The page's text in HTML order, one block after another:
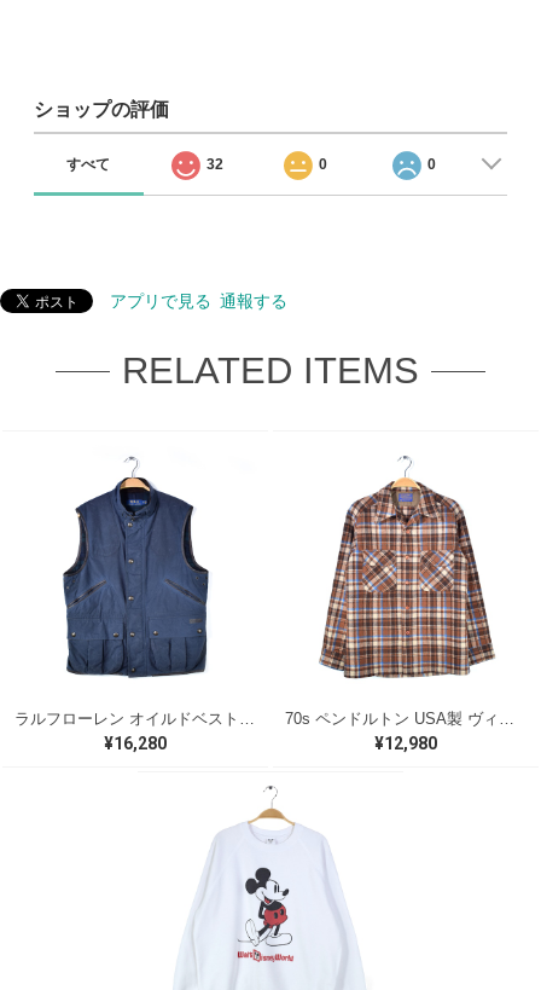
ショップの評価
すべて 32 0 0
アプリで見る 通報する
RELATED ITEMS
¥16,280 ¥12,980